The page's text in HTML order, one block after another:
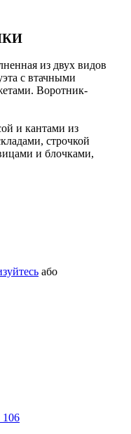
из двух видов
с втачными
Воротник-
и кантами из
строчкой
и блочками,
або